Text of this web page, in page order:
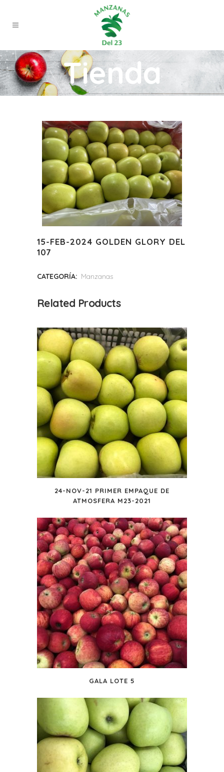
Tienda
15-FEB-2024 GOLDEN GLORY DEL
107
CATEGORÍA: Manzanas
Related Products
24-NOV-21 PRIMER EMPAQUE DE
ATMOSFERA M23-2021
GALA LOTE 5